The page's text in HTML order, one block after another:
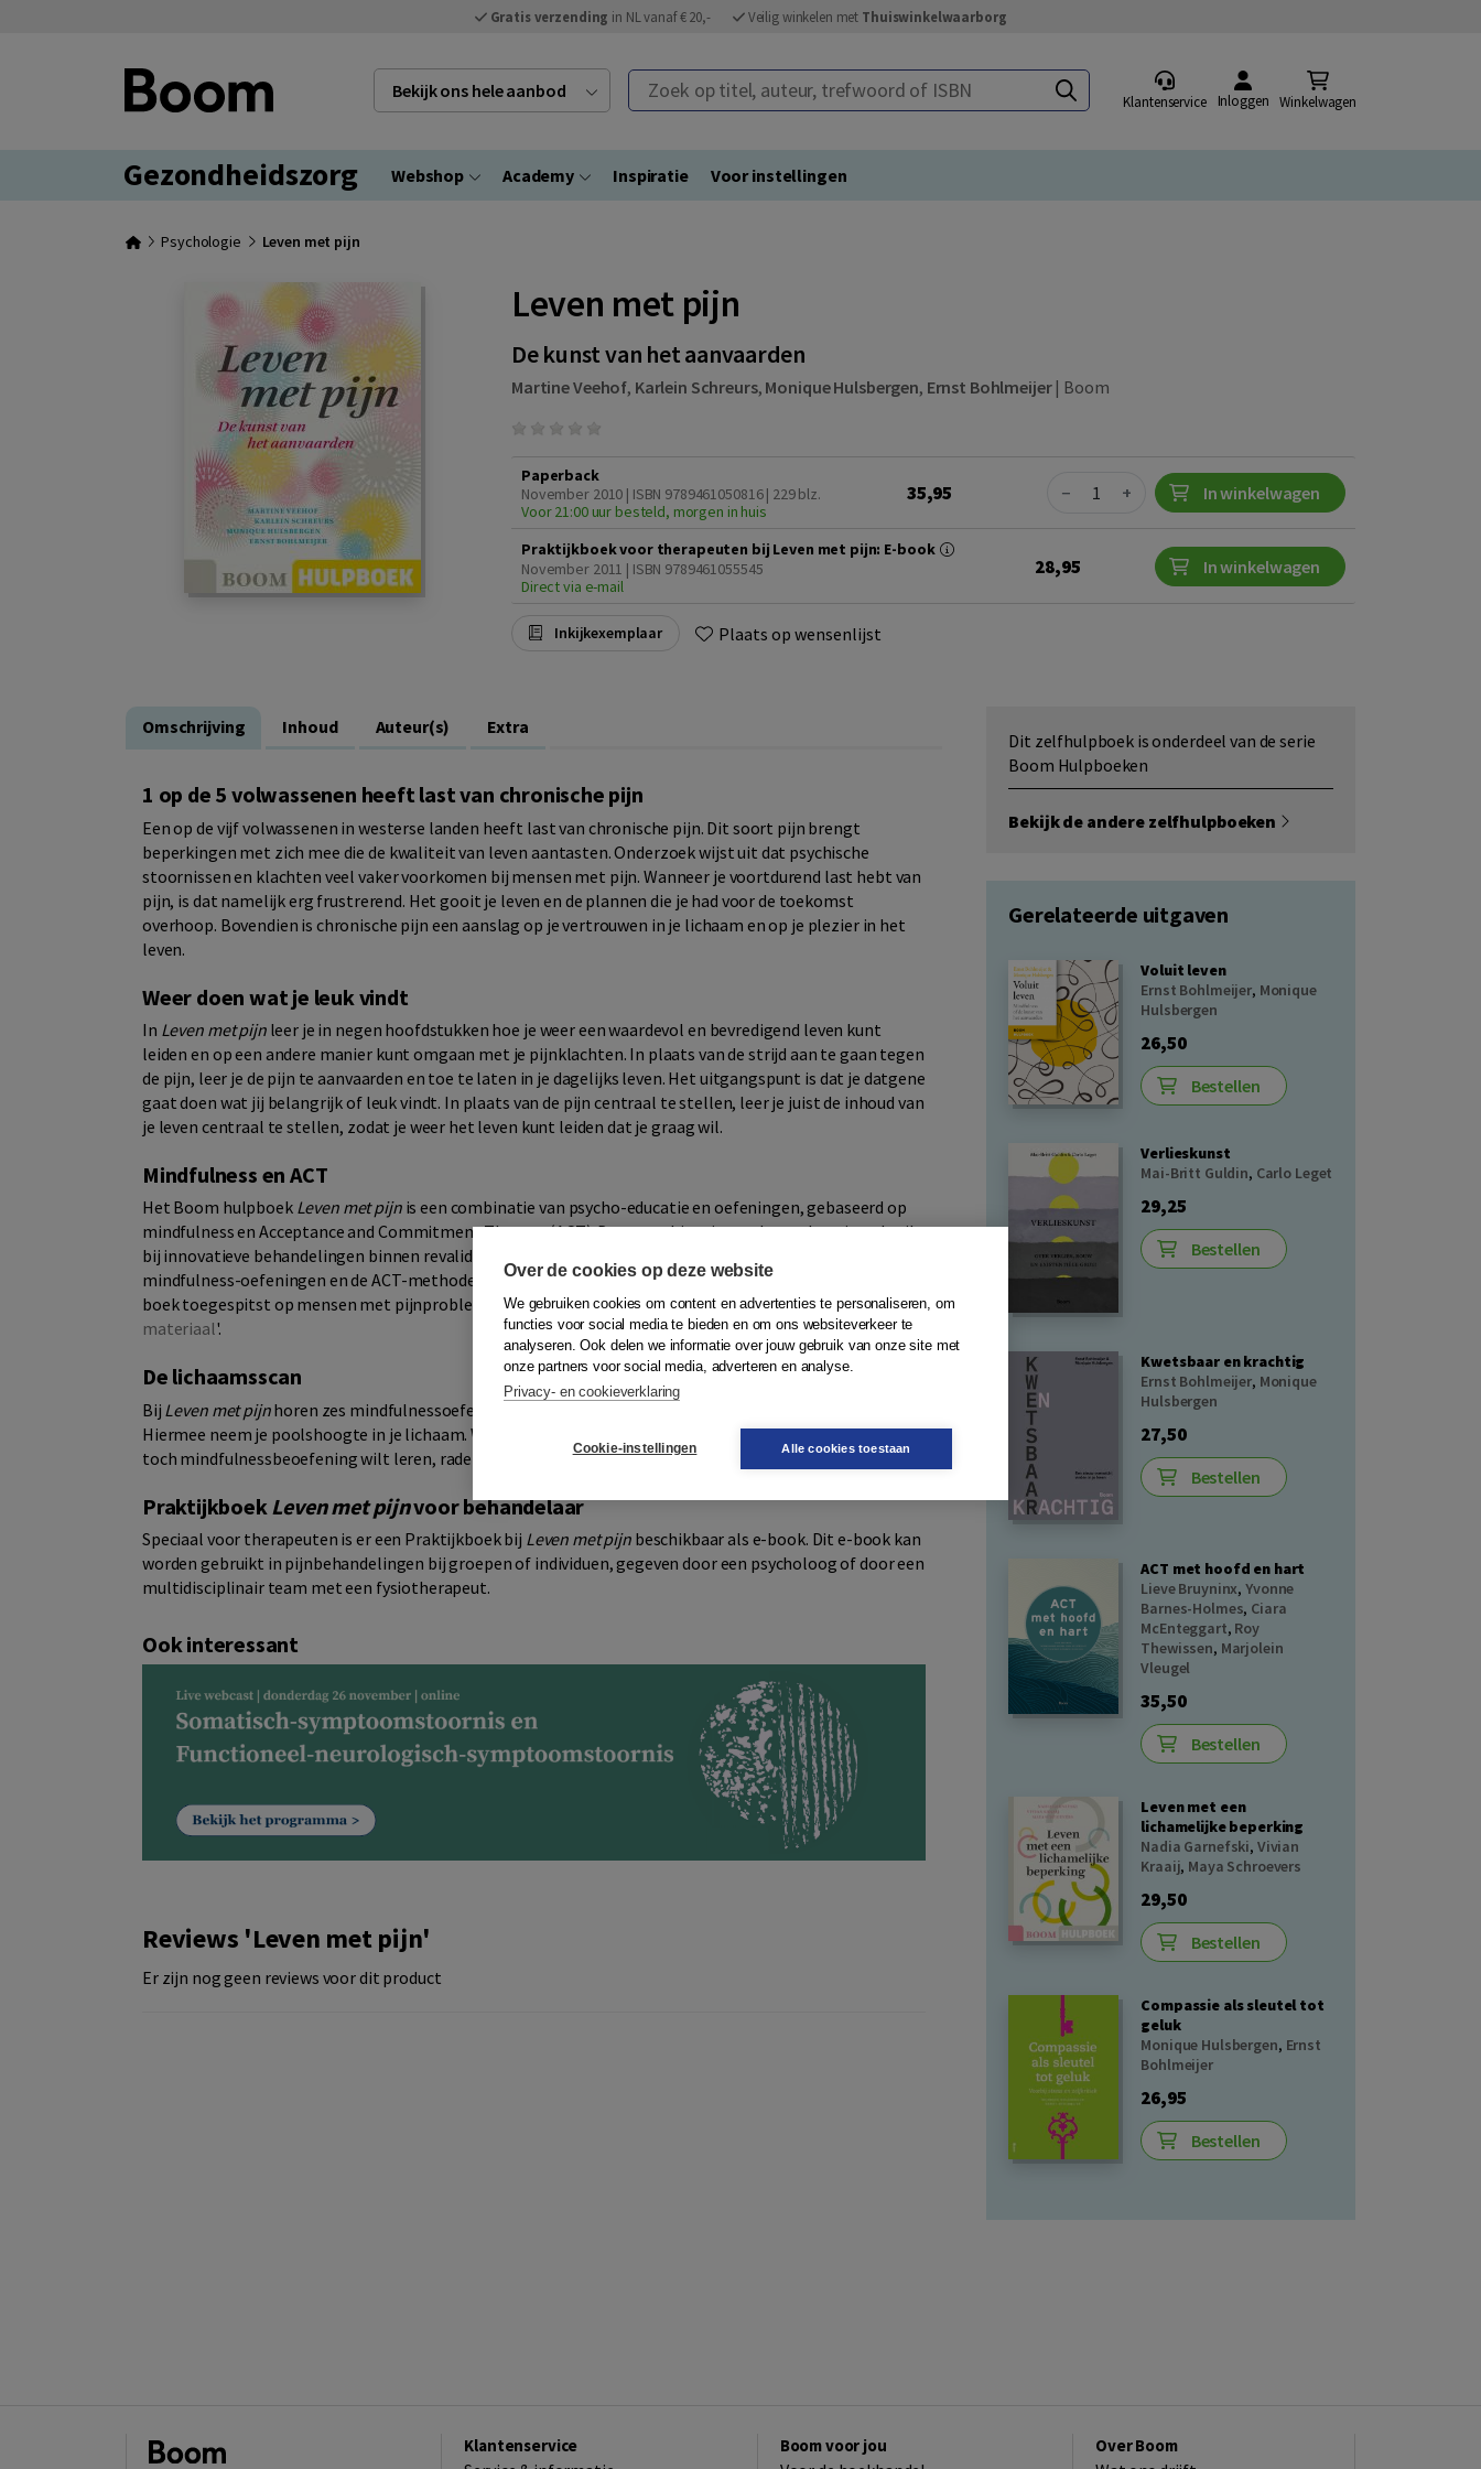
Gratis verzending in NL vanaf € 20,- Veilig winkelen met Thuiswinkelwaarborg
Bekijk ons hele aanbod Zoek op titel, auteur, trefwoord of ISBN
Klantenservice Inloggen Winkelwagen
Gezondheidszorg Webshop Academy Inspiratie Voor instellingen
Psychologie Leven met pijn
Leven met pijn
De kunst van het aanvaarden
Martine Veehof, Karlein Schreurs, Monique Hulsbergen, Ernst Bohlmeijer| Boom
Paperback
November 2010 | ISBN 9789461050816| 229 blz.
Voor 21:00 uur besteld, morgen in huis
35,95 Quantity
− + In winkelwagen
Praktijkboek voor therapeuten bij Leven met pijn: E-book
November 2011 | ISBN 9789461055545
Direct via e-mail
28,95 In winkelwagen
Inkijkexemplaar Plaats op wensenlijst
Omschrijving Inhoud Auteur(s) Extra
1 op de 5 volwassenen heeft last van chronische pijn
Een op de vijf volwassenen in westerse landen heeft last van chronische pijn. Dit soort pijn brengt
beperkingen met zich mee die de kwaliteit van leven aantasten. Onderzoek wijst uit dat psychische
stoornissen en klachten veel vaker voorkomen bij mensen met pijn. Wanneer je voortdurend last hebt van
pijn, is dat namelijk erg frustrerend. Het gooit je leven en de plannen die je had voor de toekomst
overhoop. Bovendien is chronische pijn een aanslag op je vertrouwen in je lichaam en op je plezier in het
leven.
Weer doen wat je leuk vindt
In Leven met pijnleer je in negen hoofdstukken hoe je weer een waardevol en bevredigend leven kunt
leiden en op een andere manier kunt omgaan met je pijnklachten. In plaats van de strijd aan te gaan tegen
de pijn, leer je de pijn te aanvaarden en toe te laten in je dagelijks leven. Het uitgangspunt is dat je datgene
gaat doen wat jij belangrijk of leuk vindt. In plaats van de pijn centraal te stellen, leer je juist de inhoud van
je leven centraal te stellen, zodat je weer het leven kunt leiden dat je graag wil.
Mindfulness en ACT
Het Boom hulpboekLeven met pijnis een combinatie van psycho-educatie en oefeningen, gebaseerd op
mindfulness en Acceptance and Commitment Therapy (ACT). Deze combinatie wordt regelmatig gebruikt
bij innovatieve behandelingen binnen revalidatiecentra voor mensen met chronische pijn. De
mindfulness-oefeningen en de ACT-methode uit het succesvolle Boom HulpboekVoluit leven
boek toegespitst op mensen met pijnproblemen. De bijbehorende audio-oefeningen vind je bij 'Extra
materiaal'.
De lichaamsscan
Bij Leven met pijnhoren zes mindfulnessoefeningen. Een van deze oefeningen is de lichaamsscan.
Hiermee neem je poolshoogte in je lichaam. Wanneer je merkt dat de oefening onpretttig voor je is en je
toch mindfulnessbeoefening wilt leren, raden we je aan begeleiding te zoeken.
Praktijkboek Leven met pijnvoor behandelaar
Speciaal voor therapeuten is er een Praktijkboek bij Leven met pijnbeschikbaar als e-book. Dit e-book kan
worden gebruikt in pijnbehandelingen bij groepen of individuen, gegeven door een psycholoog of door een
multidisciplinair team met een fysiotherapeut.
Ook interessant
Reviews 'Leven met pijn'
Er zijn nog geen reviews voor dit product
Dit zelfhulpboek is onderdeel van de serie
Boom Hulpboeken
Bekijk de andere zelfhulpboeken
Gerelateerde uitgaven
Voluit leven
Ernst Bohlmeijer, Monique
Hulsbergen
26,50
Bestellen
Verlieskunst
Mai-Britt Guldin, Carlo Leget
29,25
Bestellen
Kwetsbaar en krachtig
Ernst Bohlmeijer, Monique
Hulsbergen
27,50
Bestellen
ACT met hoofd en hart
Lieve Bruyninx,Yvonne
Barnes-Holmes, Ciara
McEnteggart, Roy
Thewissen, Marjolein
Vleugel
35,50
Bestellen
Leven met een
lichamelijke beperking
Nadia Garnefski, Vivian
Kraaij, Maya Schroevers
29,50
Bestellen
Compassie als sleutel tot
geluk
Monique Hulsbergen, Ernst
Bohlmeijer
26,95
Bestellen
Klantenservice Boom voor jou Over Boom
Over de cookies op deze website
We gebruiken cookies om content en advertenties te personaliseren, om
functies voor social media te bieden en om ons websiteverkeer te
analyseren. Ook delen we informatie over jouw gebruik van onze site met
onze partners voor social media, adverteren en analyse.
Privacy- en cookieverklaring
Cookie-instellingen Alle cookies toestaan